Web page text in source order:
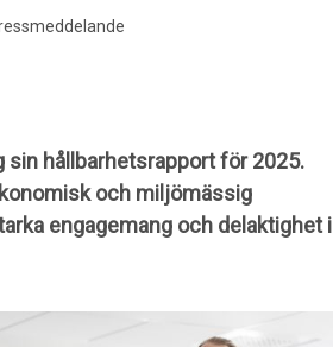
sin hållbarhetsrapport för 2025.
och miljömässig
engagemang och delaktighet i